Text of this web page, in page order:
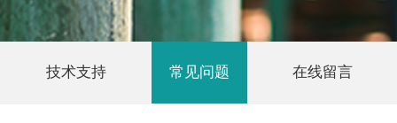
技术支持 常见问题 在线留言